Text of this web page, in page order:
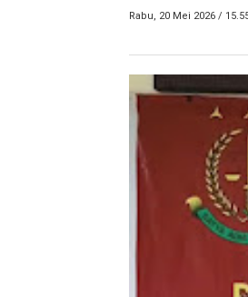
Rabu, 20 Mei 2026 /